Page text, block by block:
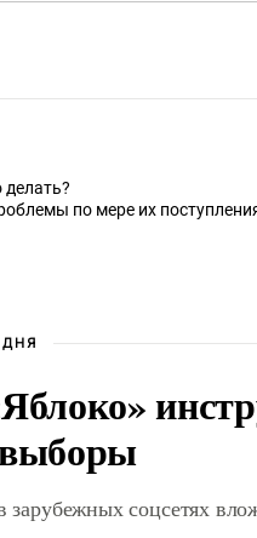
делать?
по мере их
соцсетях